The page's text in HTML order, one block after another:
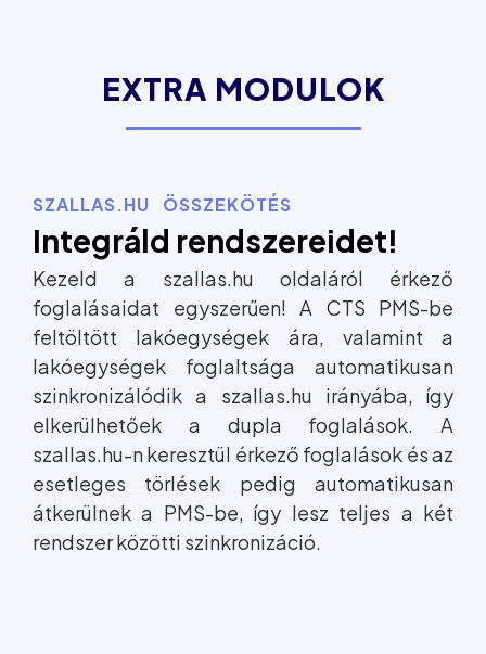
EXTRA MODULOK
SZALLAS.HU ÖSSZEKÖTÉS
Integráld rendszereidet!
Kezeld a szallas.hu oldaláról érkező
foglalásaidat egyszerűen! A CTS PMS-be
feltöltött lakóegységek ára, valamint a
lakóegységek foglaltsága automatikusan
szinkronizálódik a szallas.hu irányába, így
elkerülhetőek a dupla foglalások. A
szallas.hu-n keresztül érkező foglalások és az
esetleges törlések pedig automatikusan
átkerülnek a PMS-be, így lesz teljes a két
rendszer közötti szinkronizáció.